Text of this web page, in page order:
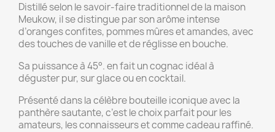
Distillé selon le savoir-faire traditionnel de la maison
Meukow, il se distingue par son arôme intense
d’oranges confites, pommes mûres et amandes, avec
des touches de vanille et de réglisse en bouche.
Sa puissance à 45°. en fait un cognac idéal à
déguster pur, sur glace ou en cocktail.
Présenté dans la célèbre bouteille iconique avec la
panthère sautante, c’est le choix parfait pour les
amateurs, les connaisseurs et comme cadeau raffiné.